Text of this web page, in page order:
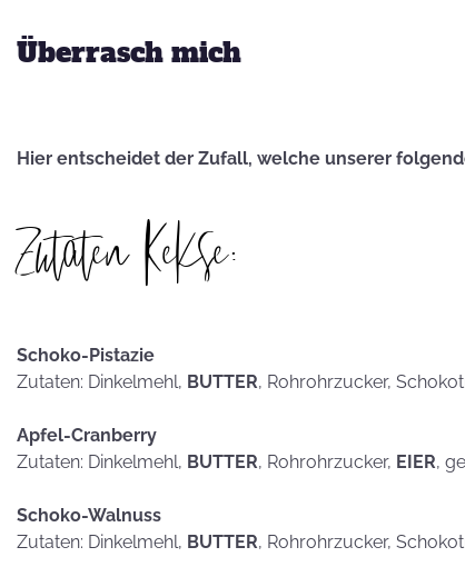
Vatertag, für die
KEKSE als
Überrasch mich
Hier entscheidet der Zufall, welche unserer
Zutaten Kekse:
Schoko-Pistazie
Zutaten: Dinkelmehl, BUTTER, Rohrohrzucker,
Apfel-Cranberry
Zutaten: Dinkelmehl, BUTTER, Rohrohrzucker, EIER,
Schoko-Walnuss
Zutaten: Dinkelmehl, BUTTER, Rohrohrzucker,